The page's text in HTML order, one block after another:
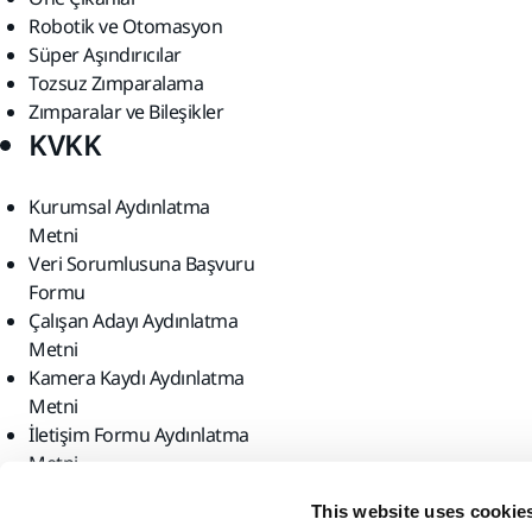
This website uses
Robotik ve Otomasyon
Süper Aşındırıcılar
Tozsuz Zımparalama
Zımparalar ve Bileşikler
KVKK
Kurumsal Aydınlatma
Metni
Veri Sorumlusuna Başvuru
Formu
Çalışan Adayı Aydınlatma
Metni
Kamera Kaydı Aydınlatma
Metni
İletişim Formu Aydınlatma
Metni